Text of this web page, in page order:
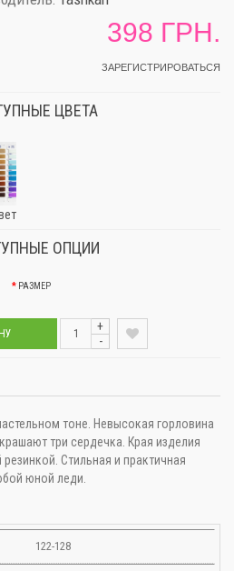
398 ГРН.
ЗАРЕГИСТРИРОВАТЬСЯ
ЦВЕТА
ОПЦИИ
РАЗМЕР
+
-
тоне. Невысокая горловина
три сердечка. Края изделия
Стильная и практичная
юной леди.
122-128